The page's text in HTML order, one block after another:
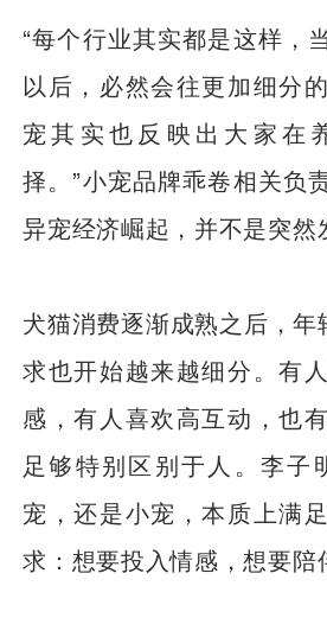
“每个行业其实都是这样，
以后，必然会往更加细分
宠其实也反映出大家在
择。”小宠品牌乖卷相关负
异宠经济崛起，并不是突然
犬猫消费逐渐成熟之后，年
求也开始越来越细分。有
感，有人喜欢高互动，也
足够特别区别于人。李子
宠，还是小宠，本质上满
求：想要投入情感，想要陪